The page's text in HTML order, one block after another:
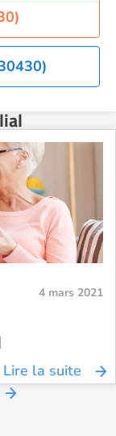
4 mars 2021
Lire la suite